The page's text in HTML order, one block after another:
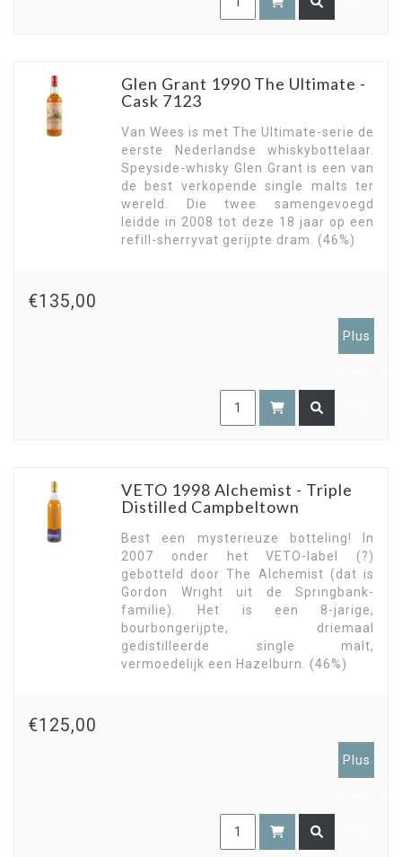
Glen Grant 1990 The Ultimate -
Cask 7123
Van Wees is met The Ultimate-serie de
eerste Nederlandse whiskybottelaar.
Speyside-whisky Glen Grant is een van
de best verkopende single malts ter
wereld. Die twee samengevoegd
leidde in 2008 tot deze 18 jaar op een
refill-sherryvat gerijpte dram. (46%)
€135,00
Plus
VETO 1998 Alchemist - Triple
Distilled Campbeltown
Best een mysterieuze botteling! In
2007 onder het VETO-label (?)
gebotteld door The Alchemist (dat is
Gordon Wright uit de Springbank-
familie). Het is een 8-jarige,
bourbongerijpte, driemaal
gedistilleerde single malt,
vermoedelijk een Hazelburn. (46%)
€125,00
Plus